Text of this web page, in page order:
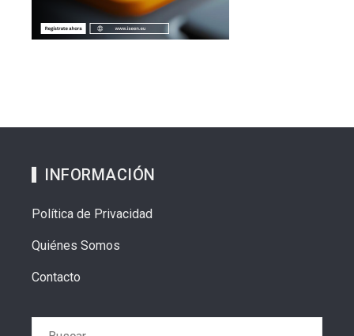
INFORMACIÓN
Política de Privacidad
Quiénes Somos
Contacto